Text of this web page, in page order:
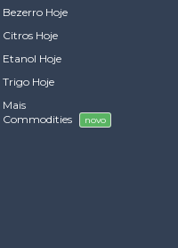
Bezerro Hoje
Citros Hoje
Etanol Hoje
Trigo Hoje
Mais
Commodities
novo